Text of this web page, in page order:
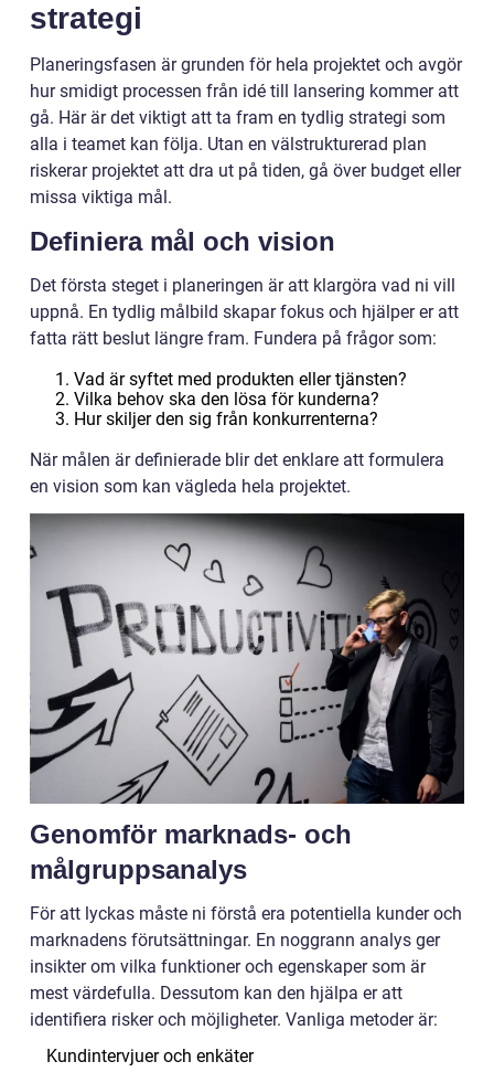
strategi
Planeringsfasen är grunden för hela projektet och avgör
hur smidigt processen från idé till lansering kommer att
gå. Här är det viktigt att ta fram en tydlig strategi som
alla i teamet kan följa. Utan en välstrukturerad plan
riskerar projektet att dra ut på tiden, gå över budget eller
missa viktiga mål.
Definiera mål och vision
Det första steget i planeringen är att klargöra vad ni vill
uppnå. En tydlig målbild skapar fokus och hjälper er att
fatta rätt beslut längre fram. Fundera på frågor som:
Vad är syftet med produkten eller tjänsten?
Vilka behov ska den lösa för kunderna?
Hur skiljer den sig från konkurrenterna?
När målen är definierade blir det enklare att formulera
en vision som kan vägleda hela projektet.
Genomför marknads- och
målgruppsanalys
För att lyckas måste ni förstå era potentiella kunder och
marknadens förutsättningar. En noggrann analys ger
insikter om vilka funktioner och egenskaper som är
mest värdefulla. Dessutom kan den hjälpa er att
identifiera risker och möjligheter. Vanliga metoder är:
Kundintervjuer och enkäter